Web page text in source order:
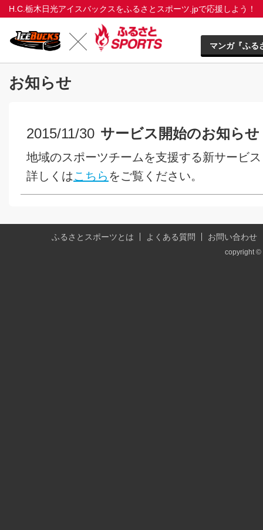
H.C.栃木日光アイスバックスをふるさとスポーツ.jpで応援しよう！
マンガ『ふる
お知らせ
2015/11/30 サービス開始のお知らせ
地域のスポーツチームを支援する新サービ
詳しくはこちら をご覧ください。
ふるさとスポーツとは よくある質問 お問い合わせ
copyright ©